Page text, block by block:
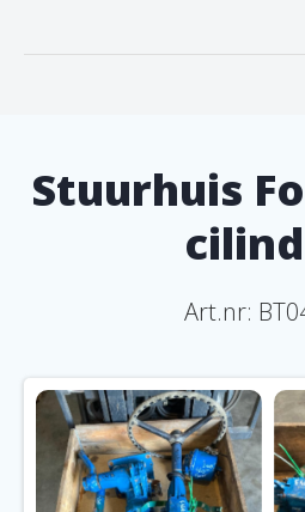
Stuurhuis
Art.nr: